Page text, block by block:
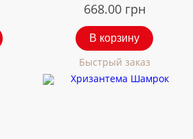
668.00 грн
В корзину
Быстрый заказ